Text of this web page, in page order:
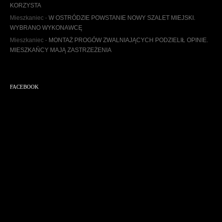
uKORZYSTA
Mieszkaniec - W OSTRÓDZIE POWSTANIE NOWY SZALET MIEJSKI.
WYBRANO WYKONAWCĘ
Mieszkaniec - MONTAŻ PROGÓW ZWALNIAJĄCYCH PODZIELIŁ OPINIE.
MIESZKAŃCY MAJĄ ZASTRZEŻENIA
FACEBOOK